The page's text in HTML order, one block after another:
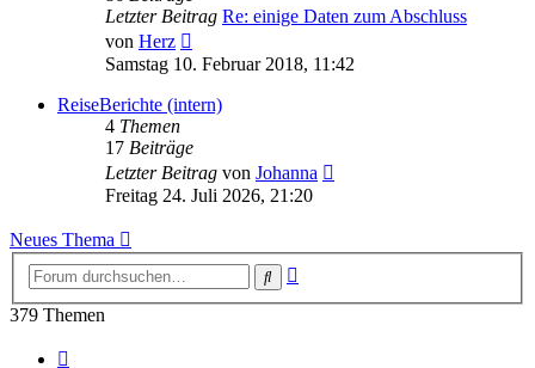
Letzter Beitrag Re: einige Daten zum Abschluss
von Herz
Beitrag
Samstag 10. Februar 2018, 11:42
ReiseBerichte (intern)
4 Themen
17 Beiträge
Letzter Beitrag von Johanna
Freitag 24. Juli 2026, 21:20
Neues Thema
Suche
379 Themen